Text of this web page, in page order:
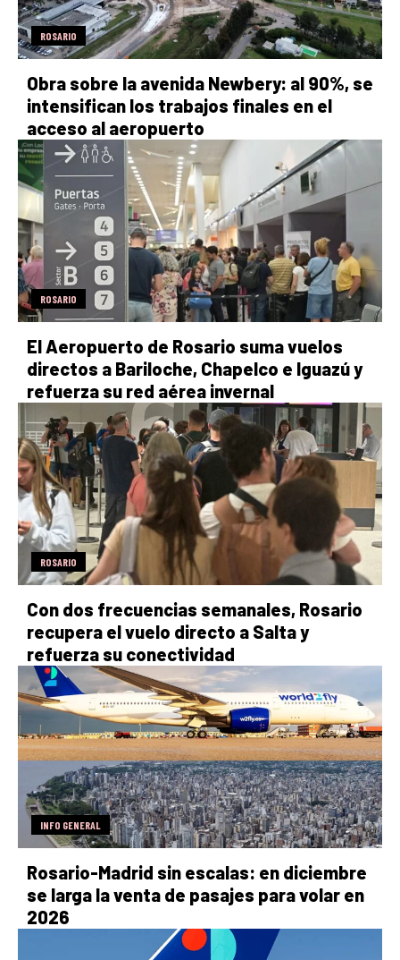
ROSARIO
Obra sobre la avenida Newbery: al 90%, se
intensifican los trabajos finales en el
acceso al aeropuerto
ROSARIO
El Aeropuerto de Rosario suma vuelos
directos a Bariloche, Chapelco e Iguazú y
refuerza su red aérea invernal
ROSARIO
Con dos frecuencias semanales, Rosario
recupera el vuelo directo a Salta y
refuerza su conectividad
INFO GENERAL
Rosario-Madrid sin escalas: en diciembre
se larga la venta de pasajes para volar en
2026